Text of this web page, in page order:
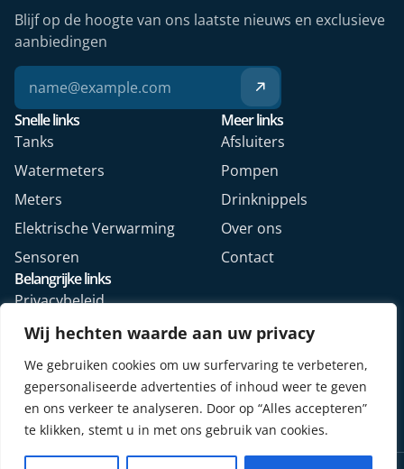
Wij hechten waarde aan uw privacy
We gebruiken cookies om uw surfervaring te verbeteren,
gepersonaliseerde advertenties of inhoud weer te geven
en ons verkeer te analyseren. Door op “Alles accepteren”
te klikken, stemt u in met ons gebruik van cookies.
Snelle links
Tanks
Watermeters
Meters
Elektrische Verwarming
Sensoren
Meer links
Afsluiters
Pompen
Drinknippels
Over ons
Contact
Belangrijke links
Privacybeleid
Algemene voorwaarden
Veelgestelde vragen
Retourformulier webshop
Blijf op de hoogte van ons laatste nieuws en exclusieve
aanbiedingen